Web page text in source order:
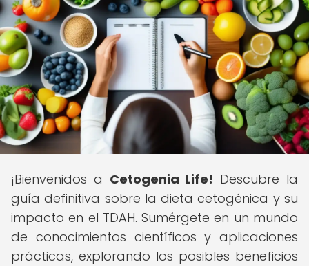
¡Bienvenidos a Cetogenia Life! Descubre la
guía definitiva sobre la dieta cetogénica y su
impacto en el TDAH. Sumérgete en un mundo
de conocimientos científicos y aplicaciones
prácticas, explorando los posibles beneficios